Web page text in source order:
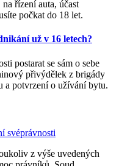
řízení auta, účast
počkat do 18 let.
už v 16 letech?
postarat se sám o sebe
přivýdělek z brigády
a potvrzení o užívání bytu.
svéprávnosti
z výše uvedených